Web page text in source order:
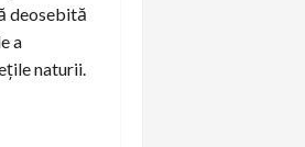
deosebită
a
naturii.